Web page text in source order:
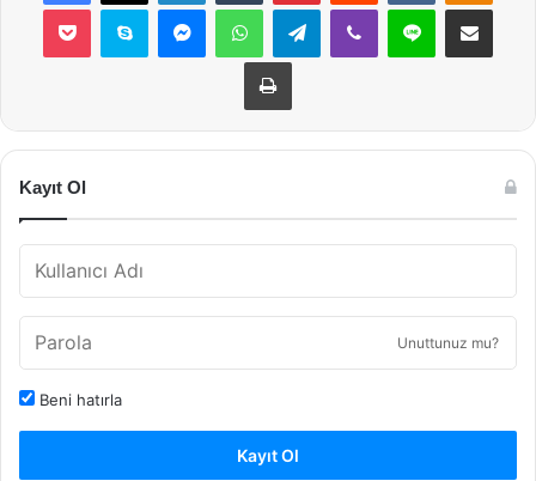
Pocket Skype MessengerWhatsAppTelegramViber Line E-Posta ile
Yazdır
Kayıt Ol
Unuttunuz mu?
Beni hatırla
Kayıt Ol